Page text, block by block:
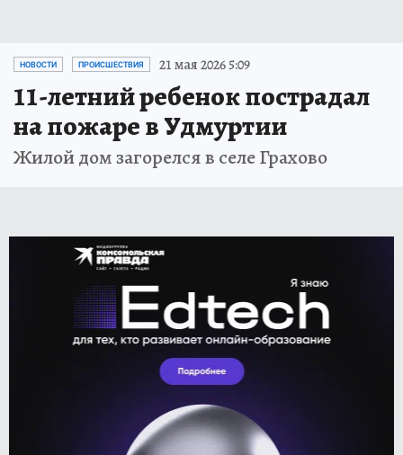
НОВОСТИ ПРОИСШЕСТВИЯ 21 мая 2026 5:09
11-летний ребенок пострадал
на пожаре в Удмуртии
Жилой дом загорелся в селе Грахово